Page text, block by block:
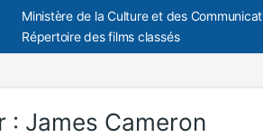
Ministère de la Culture et des
Répertoire des films classés
: James Cameron